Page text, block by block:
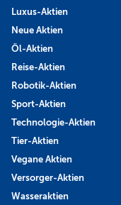
Luxus-Aktien
Neue Aktien
Öl-Aktien
Reise-Aktien
Robotik-Aktien
Sport-Aktien
Technologie-Aktien
Tier-Aktien
Vegane Aktien
Versorger-Aktien
Wasseraktien